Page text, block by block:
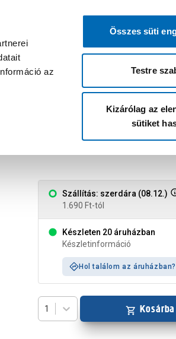
az
Összes süti
Testre
Kizárólag az
sütiket
bejelentkezni?
Áruházak és
Szállítás: szerdára (08.12.)
1.690 Ft-tól
Készleten 20 áruházban
Készletinformáció
Hol találom az áruházban?
1